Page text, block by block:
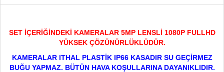
SET İÇERİĞİNDEKİ KAMERALAR 5MP LENSLİ 1080P FULLHD
YÜKSEK ÇÖZÜNÜRLÜKLÜDÜR.
KAMERALAR ITHAL PLASTİK IP66 KASADIR SU GEÇİRMEZ
BUĞU YAPMAZ. BÜTÜN HAVA KOŞULLARINA DAYANIKLIDIR.